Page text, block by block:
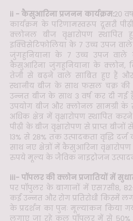
ii - कैसुआरिना प्रजनन कार्यक्रम:20
कार्यक्रम के परिणामस्वरूप दूसरी
क्लोनल बीज वृक्षारोपण
इक्विसेटिफोलिया के 7 उच्च उपज
जुंगहुनियाना के 7 उच्च उपज वाले
कैसुआरिना जुंगहुनियाना के क्लोन,
तेजी से बढ़ने वाले साबित हुए हैं
स्थानीय बीज के साथ फसल चक्र की
उन्नत बीज के साथ 3 वर्ष कर दी गई
उपयोग बीज और क्लोनल सामग्री के
अधिक क्षेत्र में वृक्षारोपण स्थापित
पीढ़ी के बीज वृक्षारोपण से प्राप्त
13% से 28% तक उत्पादकता वृद्धि
साथ नए क्षेत्रों में कैसुआरिना
रुपये मूल्य के जैविक नाइट्रोजन
iii- पॉपलर की क्लोन प्रजातियों में
पर पॉपुलर के बागानों में एस7सी8,
कई उन्नत और रोग प्रतिरोधी किस्में
के प्रदर्शन का पुनः मूल्यांकन किया
लगाए जा रहे कुल पॉपुलर में से